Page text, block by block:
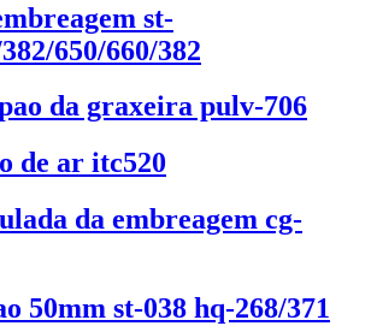
st-
650/660/382
da graxeira pulv-706
de ar itc520
da embreagem cg-
50mm st-038 hq-268/371